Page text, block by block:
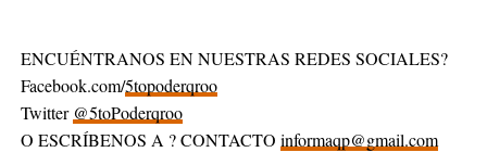
ENCUÉNTRANOS EN NUESTRAS REDES SOCIALES?
Facebook.com/5topoderqroo
Twitter @5toPoderqroo
O ESCRÍBENOS A ? CONTACTO informaqp@gmail.com